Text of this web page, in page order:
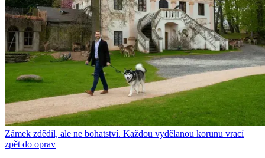
Zámek zdědil, ale ne bohatství. Každou vydělanou korunu vrací
zpět do oprav